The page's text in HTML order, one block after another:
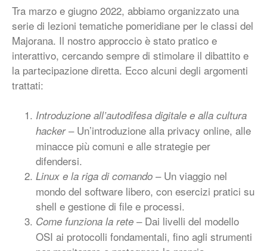
Tra marzo e giugno 2022, abbiamo organizzato una
serie di lezioni tematiche pomeridiane per le classi del
Majorana. Il nostro approccio è stato pratico e
interattivo, cercando sempre di stimolare il dibattito e
la partecipazione diretta. Ecco alcuni degli argomenti
trattati:
Introduzione all’autodifesa digitale e alla cultura
hacker– Un’introduzione alla privacy online, alle
minacce più comuni e alle strategie per
difendersi.
Linux e la riga di comando – Un viaggio nel
mondo del software libero, con esercizi pratici su
shell e gestione di file e processi.
Come funziona la rete – Dai livelli del modello
OSI ai protocolli fondamentali, fino agli strumenti